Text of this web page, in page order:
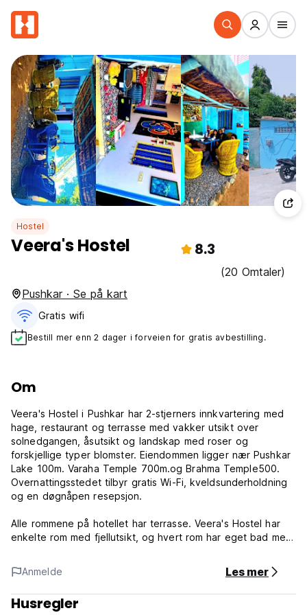
Hostel
Veera's Hostel 8.3
(20 Omtaler)
Pushkar · Se på kart
Gratis wifi‎
Bestill mer enn 2 dager i forveien for gratis avbestilling.
Om
Veera's Hostel i Pushkar har 2-stjerners innkvartering med
hage, restaurant og terrasse med vakker utsikt over
solnedgangen, åsutsikt og landskap med roser og
forskjellige typer blomster. Eiendommen ligger nær Pushkar
Lake 100m. Varaha Temple 700m.og Brahma Temple500.
Overnattingsstedet tilbyr gratis Wi-Fi, kveldsunderholdning
og en døgnåpen resepsjon.
Alle rommene på hotellet har terrasse. Veera's Hostel har
enkelte rom med fjellutsikt, og hvert rom har eget bad med
Det er en restaurant på stedet som serverer indisk og lokal
mat, og tilbyr også vegetariske alternativer.
Anmelde Les mer
Husregler